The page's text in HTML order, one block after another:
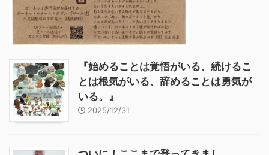
『始めることは覚悟がいる、続けるこ
とは根気がいる、辞めることは勇気が
いる。』
2025/12/31